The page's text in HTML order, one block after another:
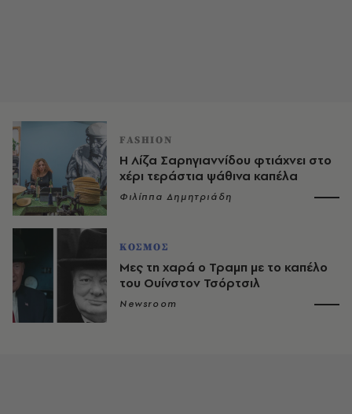
FASHION
Η Λίζα Σαρηγιαννίδου φτιάχνει στο
χέρι τεράστια ψάθινα καπέλα
Φιλίππα Δημητριάδη
ΚΟΣΜΟΣ
Μες τη χαρά ο Τραμπ με το καπέλο
του Ουίνστον Τσόρτσιλ
Newsroom